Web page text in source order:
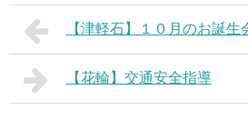
【津軽石】１０月のお誕生
【花輪】交通安全指導